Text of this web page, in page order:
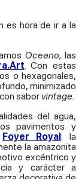
es hora de ir a la
Oceano, las
. Con estas
o hexagonales,
minimizado
sabor vintage
del agua,
pavimentos y
Foyer Royal: la
la amazonita
excéntrico y
y carácter a